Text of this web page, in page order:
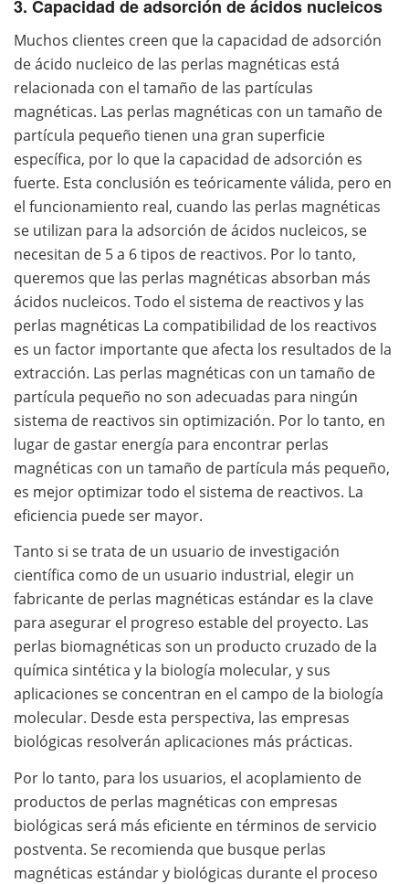
3. Capacidad de adsorción de ácidos nucleicos
Muchos clientes creen que la capacidad de adsorción
de ácido nucleico de las perlas magnéticas está
relacionada con el tamaño de las partículas
magnéticas. Las perlas magnéticas con un tamaño de
partícula pequeño tienen una gran superficie
específica, por lo que la capacidad de adsorción es
fuerte. Esta conclusión es teóricamente válida, pero en
el funcionamiento real, cuando las perlas magnéticas
se utilizan para la adsorción de ácidos nucleicos, se
necesitan de 5 a 6 tipos de reactivos. Por lo tanto,
queremos que las perlas magnéticas absorban más
ácidos nucleicos. Todo el sistema de reactivos y las
perlas magnéticas La compatibilidad de los reactivos
es un factor importante que afecta los resultados de la
extracción. Las perlas magnéticas con un tamaño de
partícula pequeño no son adecuadas para ningún
sistema de reactivos sin optimización. Por lo tanto, en
lugar de gastar energía para encontrar perlas
magnéticas con un tamaño de partícula más pequeño,
es mejor optimizar todo el sistema de reactivos. La
eficiencia puede ser mayor.
Tanto si se trata de un usuario de investigación
científica como de un usuario industrial, elegir un
fabricante de perlas magnéticas estándar es la clave
para asegurar el progreso estable del proyecto. Las
perlas biomagnéticas son un producto cruzado de la
química sintética y la biología molecular, y sus
aplicaciones se concentran en el campo de la biología
molecular. Desde esta perspectiva, las empresas
biológicas resolverán aplicaciones más prácticas.
Por lo tanto, para los usuarios, el acoplamiento de
productos de perlas magnéticas con empresas
biológicas será más eficiente en términos de servicio
postventa. Se recomienda que busque perlas
magnéticas estándar y biológicas durante el proceso